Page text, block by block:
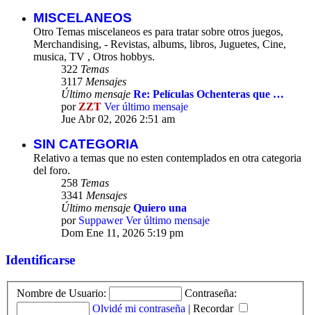
MISCELANEOS
Otro Temas miscelaneos es para tratar sobre otros juegos,
Merchandising, - Revistas, albums, libros, Juguetes, Cine,
musica, TV , Otros hobbys.
322 Temas
3117 Mensajes
Último mensaje Re: Películas Ochenteras que …
porZZT Ver último mensaje
Jue Abr 02, 2026 2:51 am
SIN CATEGORIA
Relativo a temas que no esten contemplados en otra categoria
del foro.
258 Temas
3341 Mensajes
Último mensaje Quiero una
por Suppawer Ver último mensaje
Dom Ene 11, 2026 5:19 pm
Identificarse
Nombre de Usuario:
Contraseña:
Olvidé mi contraseña | Recordar